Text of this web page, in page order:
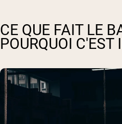
CE QUE FAIT LE
POURQUOI